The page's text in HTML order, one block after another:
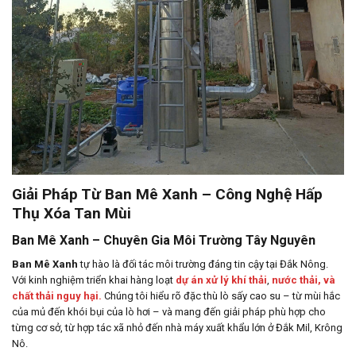
Giải Pháp Từ Ban Mê Xanh – Công Nghệ Hấp
Thụ Xóa Tan Mùi
Ban Mê Xanh – Chuyên Gia Môi Trường Tây Nguyên
Ban Mê Xanh tự hào là đối tác môi trường đáng tin cậy tại Đắk Nông.
Với kinh nghiệm triển khai hàng loạt dự án xử lý khí thải, nước thải, và
chất thải nguy hại. Chúng tôi hiểu rõ đặc thù lò sấy cao su – từ mùi hắc
của mủ đến khói bụi của lò hơi – và mang đến giải pháp phù hợp cho
từng cơ sở, từ hợp tác xã nhỏ đến nhà máy xuất khẩu lớn ở Đắk Mil, Krông
Nô.